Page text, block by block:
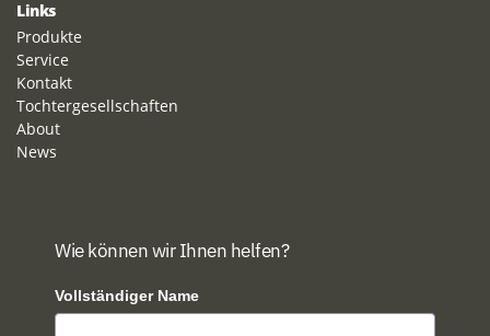
Links
Produkte
Service
Kontakt
Tochtergesellschaften
About
News
Wie können wir Ihnen helfen?
Vollständiger Name